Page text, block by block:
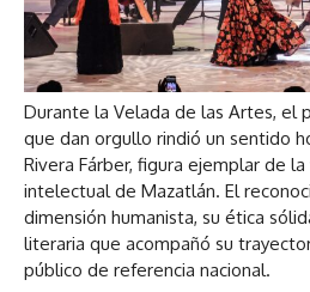
Durante la Velada de las Artes, el
que dan orgullo rindió un sentido
Rivera Fárber, figura ejemplar de
intelectual de Mazatlán. El
dimensión humanista, su ética
literaria que acompañó su
público de referencia nacional.